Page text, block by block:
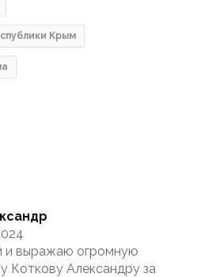
Крым
и выражаю огромную
Коткову Александру за